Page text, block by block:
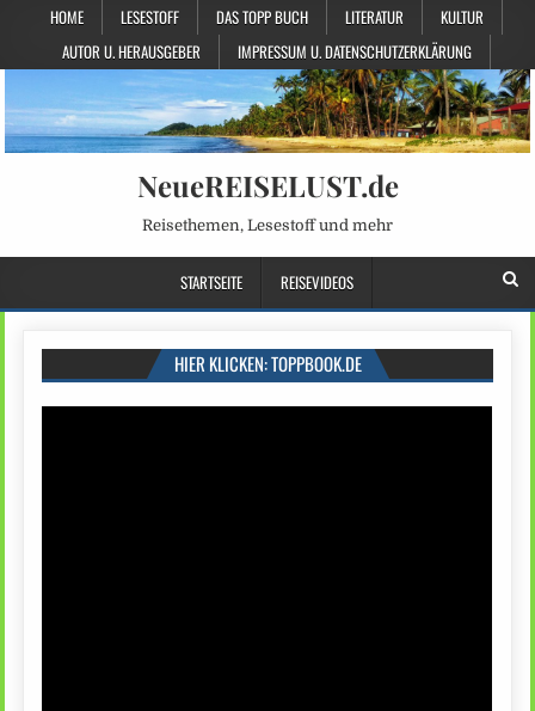
HOME LESESTOFF DAS TOPP BUCH LITERATUR
KULTUR
AUTOR U. HERAUSGEBER
IMPRESSUM U. DATENSCHUTZERKLÄRUNG
NeueREISELUST.de
Reisethemen, Lesestoff und mehr
STARTSEITE REISEVIDEOS
HIER KLICKEN: TOPPBOOK.DE